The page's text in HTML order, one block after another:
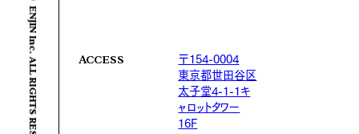
© ENJIN Inc. ALL RIGHTS RESERVED.
ACCESS
〒154-0004
東京都世田谷区
太子堂4-1-1キ
ャロットタワー
16F